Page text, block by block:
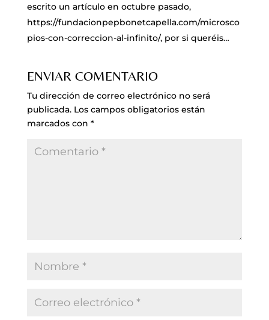
escrito un artículo en octubre pasado,
https://fundacionpepbonetcapella.com/microsco
pios-con-correccion-al-infinito/, por si queréis…
ENVIAR COMENTARIO
Tu dirección de correo electrónico no será
publicada. Los campos obligatorios están
marcados con *